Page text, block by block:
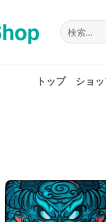
検
索
トップ ショ